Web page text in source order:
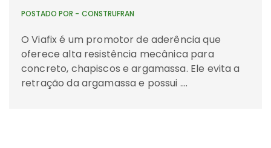
POSTADO POR - CONSTRUFRAN
O Viafix é um promotor de aderência que
oferece alta resistência mecânica para
concreto, chapiscos e argamassa. Ele evita a
retração da argamassa e possui ….